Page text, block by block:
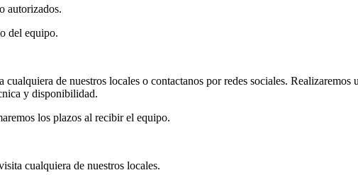
autorizados.
del equipo.
de nuestros locales o contactanos por redes sociales.
y disponibilidad.
los plazos al recibir el equipo.
cualquiera de nuestros locales.